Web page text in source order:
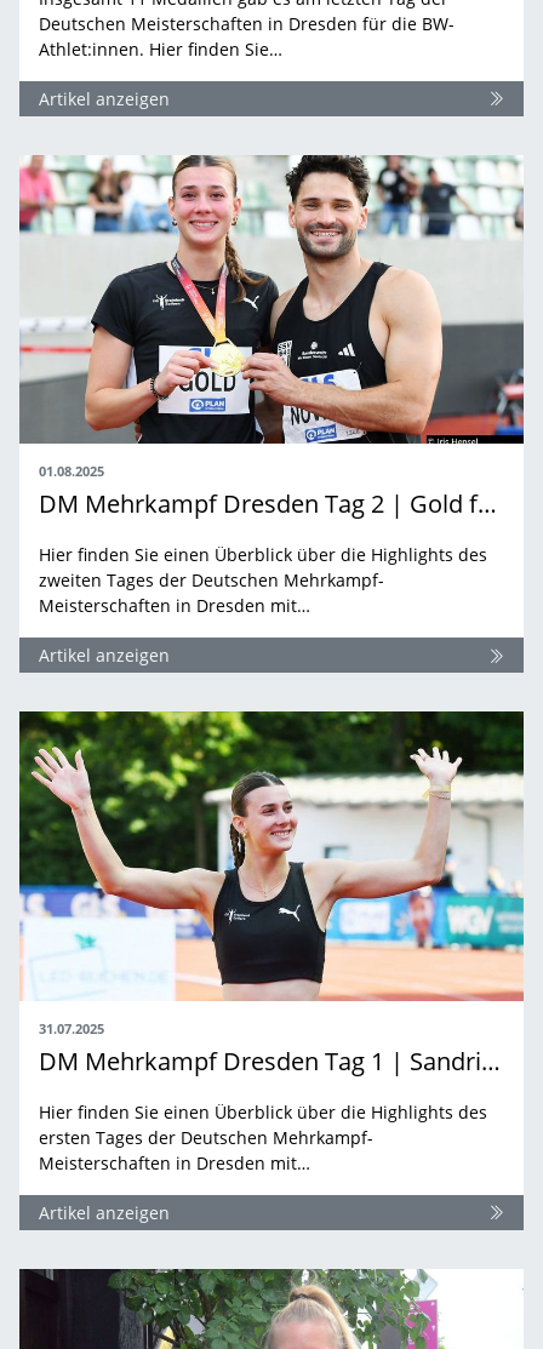
Deutschen Meisterschaften in Dresden für die BW-
Athlet:innen. Hier finden Sie…
Artikel anzeigen
01.08.2025
DM Mehrkampf Dresden Tag 2 | Gold für Sandrina Sprengel und Tim Nowak
Hier finden Sie einen Überblick über die Highlights des
zweiten Tages der Deutschen Mehrkampf-
Meisterschaften in Dresden mit…
Artikel anzeigen
31.07.2025
DM Mehrkampf Dresden Tag 1 | Sandrina Sprengel und Tim Nowak führen Zwischenwertung an
Hier finden Sie einen Überblick über die Highlights des
ersten Tages der Deutschen Mehrkampf-
Meisterschaften in Dresden mit…
Artikel anzeigen